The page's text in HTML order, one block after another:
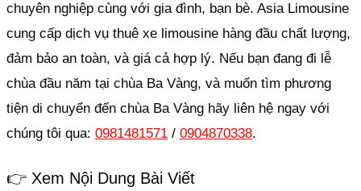
chuyên nghiệp cùng với gia đình, bạn bè. Asia Limousine
cung cấp dịch vụ thuê xe limousine hàng đầu chất lượng,
đảm bảo an toàn, và giá cả hợp lý. Nếu bạn đang đi lễ
chùa đầu năm tại chùa Ba Vàng, và muốn tìm phương
tiện di chuyển đến chùa Ba Vàng hãy liên hệ ngay với
chúng tôi qua: 0981481571 / 0904870338.
👉 Xem Nội Dung Bài Viết